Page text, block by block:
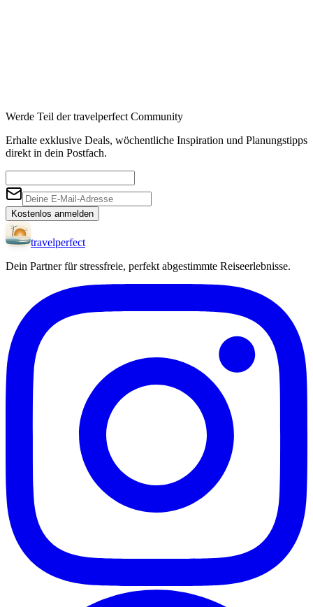
Werde Teil der travelperfect Community
Erhalte exklusive Deals, wöchentliche Inspiration und Planungstipps
direkt in dein Postfach.
Kostenlos anmelden
travelperfect
Dein Partner für stressfreie, perfekt abgestimmte Reiseerlebnisse.